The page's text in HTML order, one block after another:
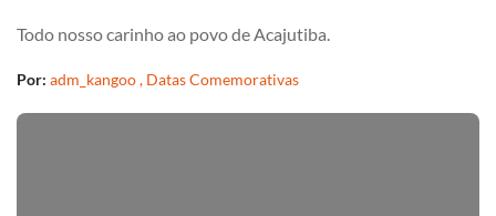
Todo nosso carinho ao povo de Acajutiba.
Por: adm_kangoo , Datas Comemorativas